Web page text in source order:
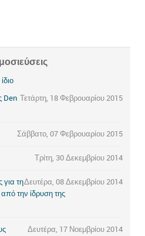
Τετάρτη, 18 Φεβρουαρίου 2015
Den
Σάββατο, 07 Φεβρουαρίου 2015
Τρίτη, 30 Δεκεμβρίου 2014
Δευτέρα, 08 Δεκεμβρίου 2014
για τη
την ίδρυση της
Δευτέρα, 17 Νοεμβρίου 2014